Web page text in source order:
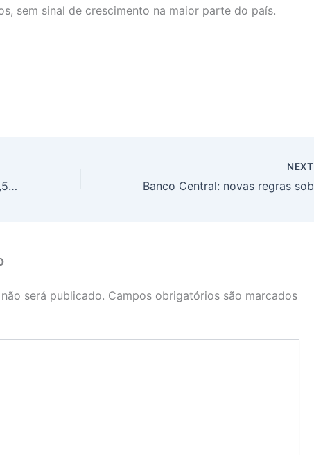
sem sinal de crescimento na maior parte do país.
Covid-19: Brasil ultrapassa 130,5 mil casos em 2025
NEXT
será publicado. Campos obrigatórios são marcados